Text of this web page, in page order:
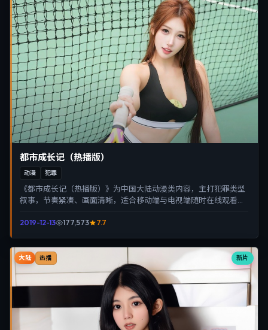
都市成长记（热播版）
动漫 犯罪
《都市成长记（热播版）》为中国大陆动漫类内容，主打犯罪类型
叙事，节奏紧凑、画面清晰，适合移动端与电视端随时在线观看，
2019-12-13 177,573 7.7
新片
大陆 热播